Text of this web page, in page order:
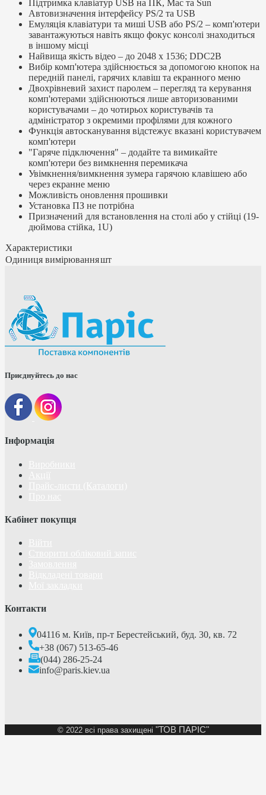
Підтримка клавіатур USB на ПК, Mac та Sun
Автовизначення інтерфейсу PS/2 та USB
Емуляція клавіатури та миші USB або PS/2 – комп'ютери
завантажуються навіть якщо фокус консолі знаходиться
в іншому місці
Найвища якість відео – до 2048 x 1536; DDC2B
Вибір комп'ютера здійснюється за допомогою кнопок на
передній панелі, гарячих клавіш та екранного меню
Двохрівневий захист паролем – перегляд та керування
комп'ютерами здійснюються лише авторизованими
користувачами – до чотирьох користувачів та
адміністратор з окремими профілями для кожного
Функція автосканування відстежує вказані користувачем
комп'ютери
"Гаряче підключення" – додайте та вимикайте
комп'ютери без вимкнення перемикача
Увімкнення/вимкнення зумера гарячою клавішею або
через екранне меню
Можливість оновлення прошивки
Установка ПЗ не потрібна
Призначений для встановлення на столі або у стійці (19-
дюймова стійка, 1U)
Характеристики
Одиниця вимірюванняшт
Приєднуйтесь до нас
Інформація
Кабінет покупця
Контакти
04116 м. Київ, пр-т Берестейський, буд. 30, кв. 72
+38 (067) 513-65-46
(044) 286-25-24
info@paris.kiev.ua
© 2022 всі права захищені "ТОВ ПАРІС"